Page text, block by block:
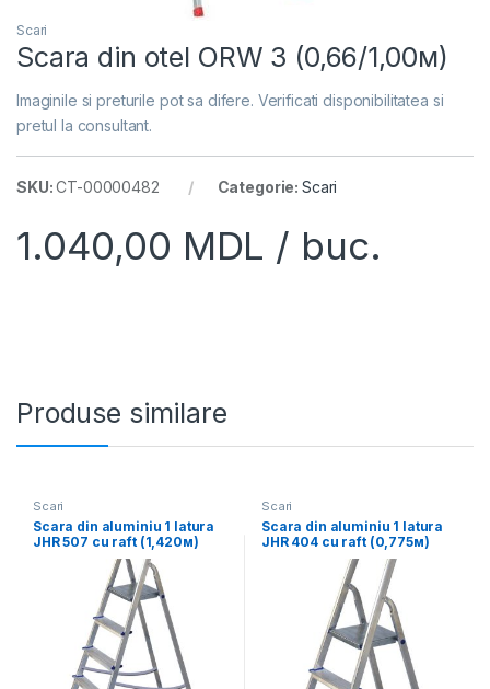
Scari
Scara din otel ORW 3 (0,66/1,00м)
Imaginile si preturile pot sa difere. Verificati disponibilitatea si
pretul la consultant.
SKU:CT-00000482 Categorie: Scari
1.040,00 MDL / buc.
Produse similare
Scari
Scara din aluminiu 1 latura
JHR 507 cu raft (1,420м)
Scari
Scara din aluminiu 1 latura
JHR 404 cu raft (0,775м)